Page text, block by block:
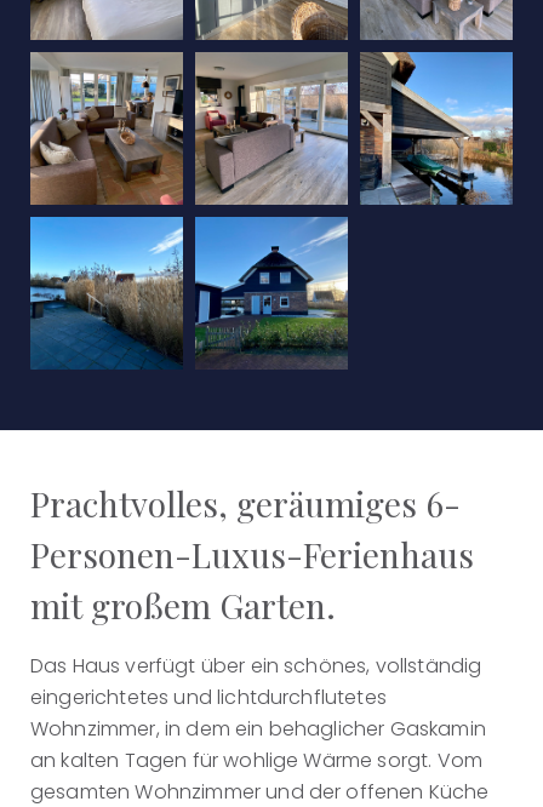
Prachtvolles, geräumiges 6-
Personen-Luxus-Ferienhaus
mit großem Garten.
Das Haus verfügt über ein schönes, vollständig
eingerichtetes und lichtdurchflutetes
Wohnzimmer, in dem ein behaglicher Gaskamin
an kalten Tagen für wohlige Wärme sorgt. Vom
gesamten Wohnzimmer und der offenen Küche